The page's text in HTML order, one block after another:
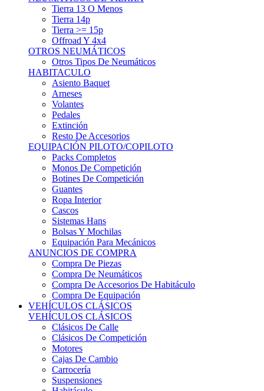
Tierra 14p
Tierra >= 15p
Offroad Y 4x4
OTROS NEUMÁTICOS
Otros Tipos De Neumáticos
HABITACULO
Asiento Baquet
Arneses
Volantes
Pedales
Extinción
Resto De Accesorios
EQUIPACIÓN PILOTO/COPILOTO
Packs Completos
Monos De Competición
Botines De Competición
Guantes
Ropa Interior
Cascos
Sistemas Hans
Bolsas Y Mochilas
Equipación Para Mecánicos
ANUNCIOS DE COMPRA
Compra De Piezas
Compra De Neumáticos
Compra De Accesorios De Habitáculo
Compra De Equipación
VEHÍCULOS CLÁSICOS
VEHÍCULOS CLÁSICOS
Clásicos De Calle
Clásicos De Competición
Motores
Cajas De Cambio
Carrocería
Suspensiones
Habitáculo
Llantas